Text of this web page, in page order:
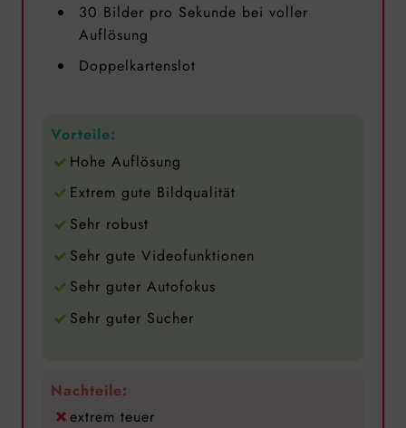
30 Bilder pro Sekunde bei voller
Auflösung
Doppelkartenslot
Vorteile:
Hohe Auflösung
Extrem gute Bildqualität
Sehr robust
Sehr gute Videofunktionen
Sehr guter Autofokus
Sehr guter Sucher
Nachteile:
extrem teuer